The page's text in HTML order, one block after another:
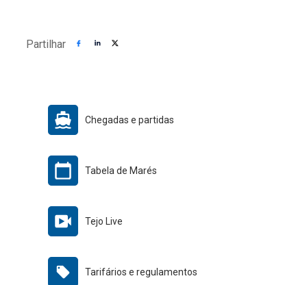
Partilhar
Chegadas e partidas
Tabela de Marés
Tejo Live
Tarifários e regulamentos